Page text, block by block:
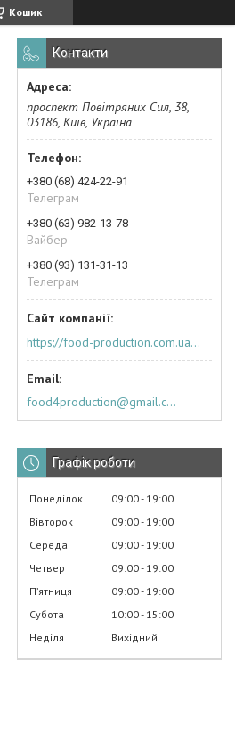
Кошик
Контакти
проспект Повітряних Сил, 38,
03186, Київ, Україна
+380 (68) 424-22-91
Телеграм
+380 (63) 982-13-78
Вайбер
+380 (93) 131-31-13
Телеграм
https://food-production.com.ua/ua/
food4production@gmail.com
Графік роботи
Понеділок 09:00 19:00
Вівторок
09:00 19:00
Середа
09:00 19:00
Четвер
09:00 19:00
Пʼятниця
09:00 19:00
Субота
10:00 15:00
Неділя
Вихідний